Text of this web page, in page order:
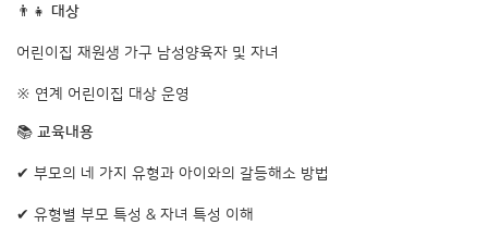
👨‍👧 대상
어린이집 재원생 가구 남성양육자 및 자녀
※ 연계 어린이집 대상 운영
📚 교육내용
✔ 부모의 네 가지 유형과 아이와의 갈등해소 방법
✔ 유형별 부모 특성 & 자녀 특성 이해